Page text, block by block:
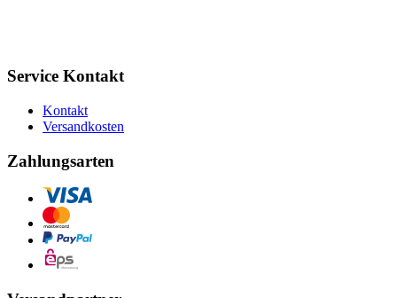
Service Kontakt
Kontakt
Versandkosten
Zahlungsarten